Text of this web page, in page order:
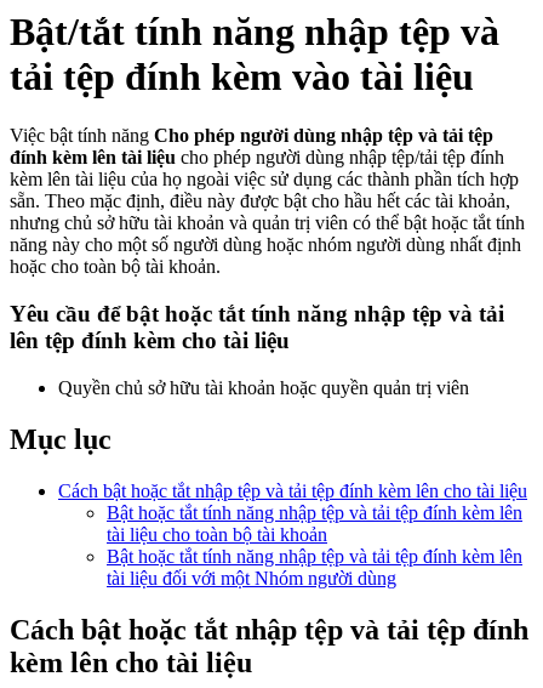
Bật/tắt tính năng nhập tệp và
tải tệp đính kèm vào tài liệu
Việc bật tính năng Cho phép người dùng nhập tệp và tải tệp
đính kèm lên tài liệu cho phép người dùng nhập tệp/tải tệp đính
kèm lên tài liệu của họ ngoài việc sử dụng các thành phần tích hợp
sẵn. Theo mặc định, điều này được bật cho hầu hết các tài khoản,
nhưng chủ sở hữu tài khoản và quản trị viên có thể bật hoặc tắt tính
năng này cho một số người dùng hoặc nhóm người dùng nhất định
hoặc cho toàn bộ tài khoản.
Yêu cầu để bật hoặc tắt tính năng nhập tệp và tải
lên tệp đính kèm cho tài liệu
Quyền chủ sở hữu tài khoản hoặc quyền quản trị viên
Mục lục
Cách bật hoặc tắt nhập tệp và tải tệp đính kèm lên cho tài liệu
Bật hoặc tắt tính năng nhập tệp và tải tệp đính kèm lên
tài liệu cho toàn bộ tài khoản
Bật hoặc tắt tính năng nhập tệp và tải tệp đính kèm lên
tài liệu đối với một Nhóm người dùng
Cách bật hoặc tắt nhập tệp và tải tệp đính
kèm lên cho tài liệu